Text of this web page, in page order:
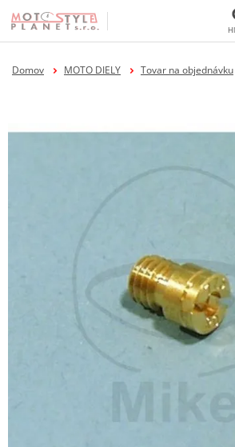
Domov MOTO DIELY Tovar na objednávku